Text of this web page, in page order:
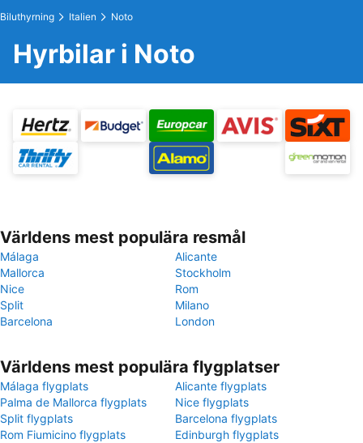
Biluthyrning Italien Noto
Hyrbilar i Noto
Världens mest populära resmål
Málaga
Alicante
Mallorca
Stockholm
Nice
Rom
Split
Milano
Barcelona
London
Världens mest populära flygplatser
Málaga flygplats
Alicante flygplats
Palma de Mallorca flygplats
Nice flygplats
Split flygplats
Barcelona flygplats
Rom Fiumicino flygplats
Edinburgh flygplats